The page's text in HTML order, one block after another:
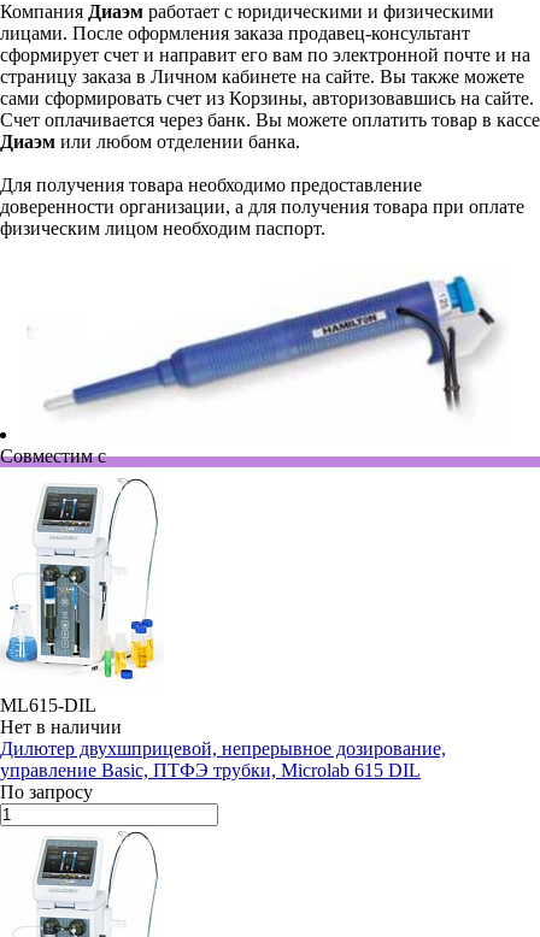
Компания Диаэм работает с юридическими и физическими
лицами. После оформления заказа продавец-консультант
сформирует счет и направит его вам по электронной почте и на
страницу заказа в Личном кабинете на сайте. Вы также можете
сами сформировать счет из Корзины, авторизовавшись на сайте.
Счет оплачивается через банк. Вы можете оплатить товар в кассе
Диаэм или любом отделении банка.
Для получения товара необходимо предоставление
доверенности организации, а для получения товара при оплате
физическим лицом необходим паспорт.
Совместим с
ML615-DIL
Нет в наличии
Дилютер двухшприцевой, непрерывное дозирование,
управление Basic, ПТФЭ трубки, Microlab 615 DIL
По запросу